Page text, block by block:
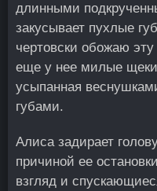
длинными
закусывает пухлые
чертовски обожаю
еще у нее милые щеки
усыпанная
губами.
Алиса задирает
причиной ее
взгляд и